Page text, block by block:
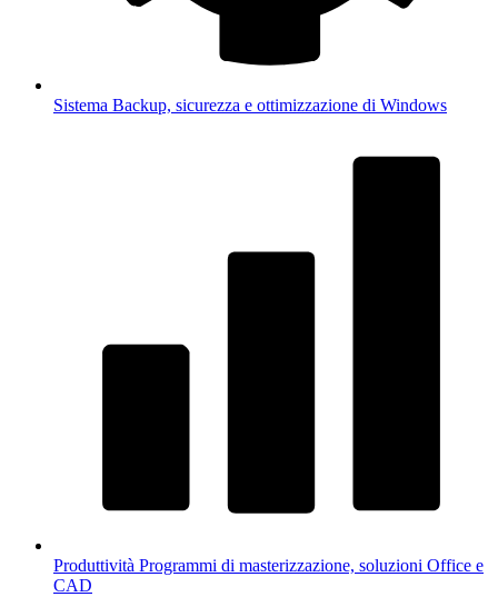
Sistema Backup, sicurezza e ottimizzazione di Windows
Produttività Programmi di masterizzazione, soluzioni Office e
CAD